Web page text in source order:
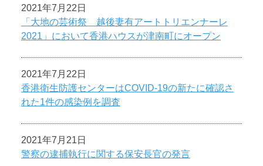
2021年7月22日
「大地の芸術祭 越後妻有アートトリエンナーレ
2021」において香港ハウスが津南町にオープン
2021年7月22日
香港衛生防護センターはCOVID-19の新たに確認さ
れた1件の感染例を調査
2021年7月21日
警察の逮捕執行に関する保安長官の発言